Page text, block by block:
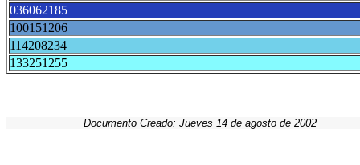
036062185
100151206
114208234
133251255
Documento Creado: Jueves 14 de agosto de 2002